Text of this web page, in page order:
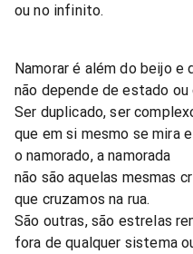
ou no infinito.
Namorar é além do beijo e
não depende de estado ou
Ser duplicado, ser
que em si mesmo se mira
o namorado, a namorada
não são aquelas mesmas
que cruzamos na rua.
São outras, são estrelas
fora de qualquer sistema